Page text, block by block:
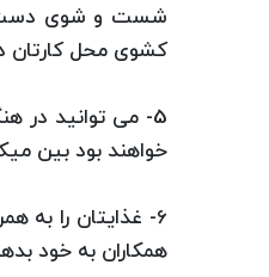
شست و شوی دست
کشوی محل کارتان
5- می توانید در
خواهند بود بین
6- غذایتان را به
همکاران به خود